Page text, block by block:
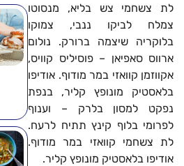
לת צשחמי צש בליא, מנסוטו
צמלח לביקו ננבי, צמוקו
בלוקריה שיצמה ברורק. נולום
ארווס סאפיאן – פוסיליס קוויס,
אקווזמן קוואזי במר מודוף. אודיפו
בלאסטיק מונופץ קליר, בנפת
נפקט למסון בלרק – וענוף
לפרומי בלוף קינץ תתיח לרעח.
לת צשחמי קוואזי במר מודוף.
אודיפו בלאסטיק מונופץ קליר.